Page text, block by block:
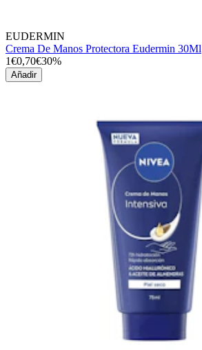
EUDERMIN
Crema De Manos Protectora Eudermin 30Ml
1€0,70€30%
Añadir